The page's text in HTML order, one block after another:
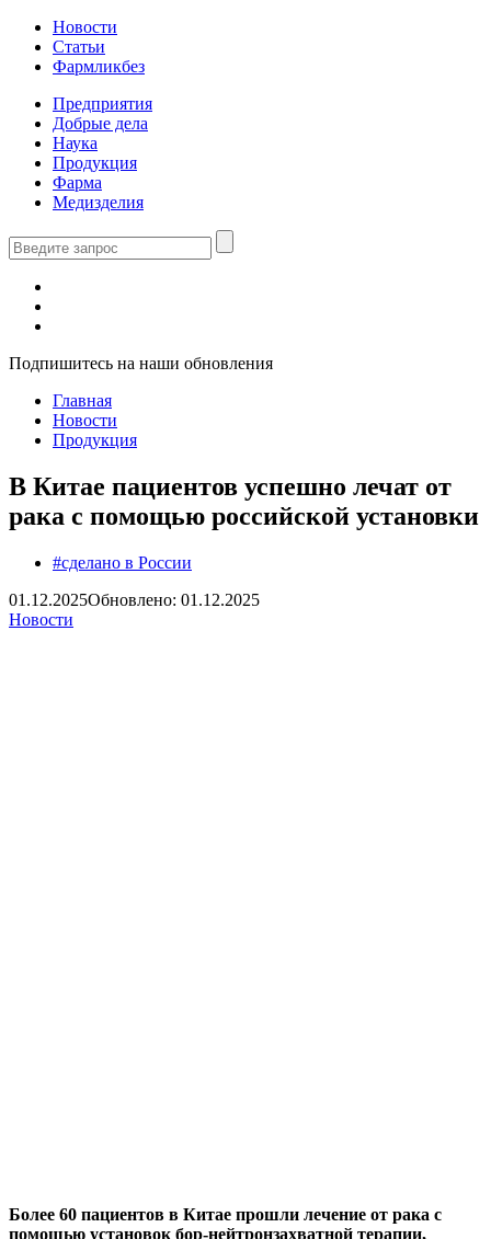
Новости
Статьи
Фармликбез
Предприятия
Добрые дела
Наука
Продукция
Фарма
Медизделия
Подпишитесь на наши обновления
Главная
Новости
Продукция
В Китае пациентов успешно лечат от
рака с помощью российской установки
#сделано в России
01.12.2025Обновлено: 01.12.2025
Новости
Более 60 пациентов в Китае прошли лечение от рака с
помощью установок бор-нейтронзахватной терапии,